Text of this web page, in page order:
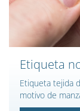
Etiqueta
Etiqueta tejida
motivo de